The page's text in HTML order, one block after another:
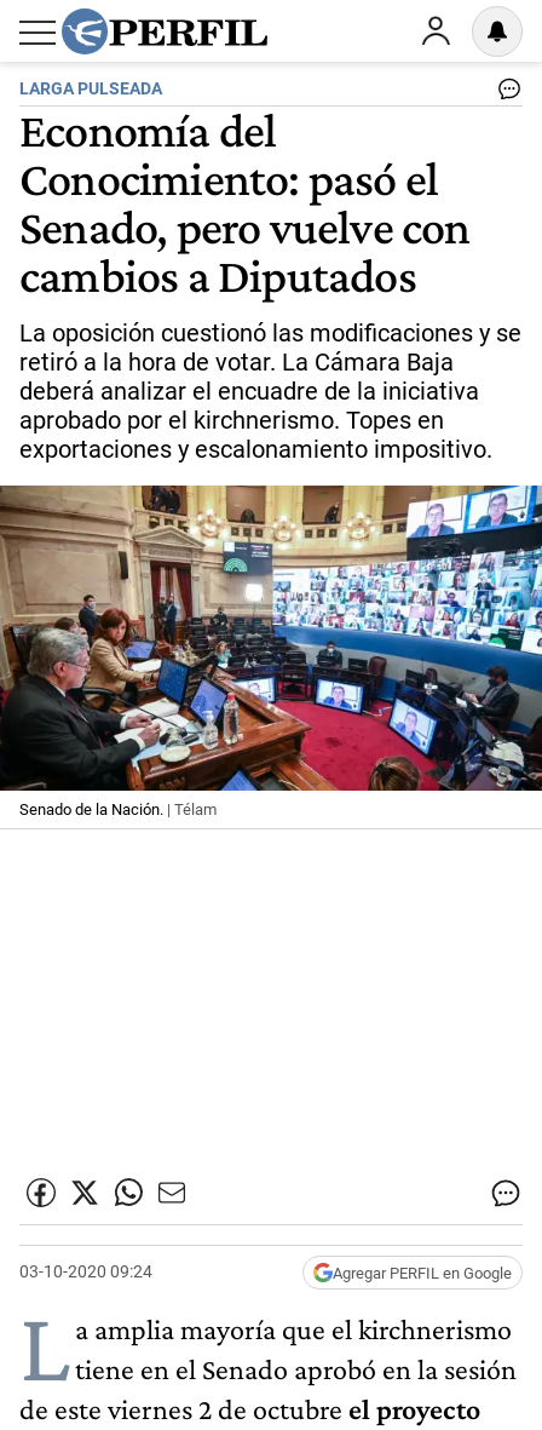
LARGA PULSEADA
Economía del
Conocimiento: pasó el
Senado, pero vuelve con
cambios a Diputados
La oposición cuestionó las modificaciones y se
retiró a la hora de votar. La Cámara Baja
deberá analizar el encuadre de la iniciativa
aprobado por el kirchnerismo. Topes en
exportaciones y escalonamiento impositivo.
Senado de la Nación. | Télam
03-10-2020 09:24 Agregar PERFIL en Google
La amplia mayoría que el kirchnerismo
tiene en el Senado aprobó en la sesión
de este viernes 2 de octubre el proyecto